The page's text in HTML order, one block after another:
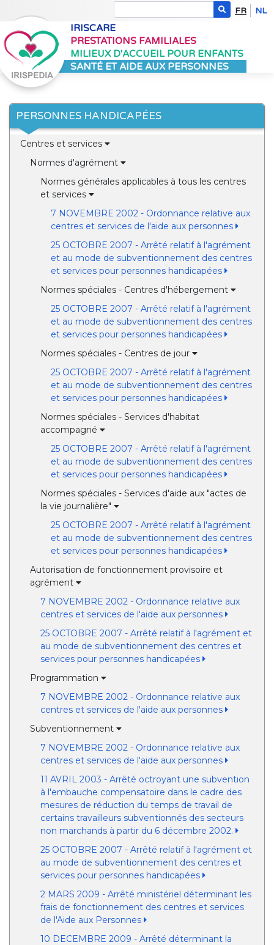
FR NL
IRISCARE
PRESTATIONS FAMILIALES
MILIEUX D'ACCUEIL POUR ENFANTS
SANTÉ ET AIDE AUX PERSONNES
PERSONNES HANDICAPÉES
Centres et services
Normes d'agrément
Normes générales applicables à tous les centres
et services
7 NOVEMBRE 2002 - Ordonnance relative aux
centres et services de l'aide aux personnes
25 OCTOBRE 2007 - Arrêté relatif à l'agrément
et au mode de subventionnement des centres
et services pour personnes handicapées
Normes spéciales - Centres d'hébergement
25 OCTOBRE 2007 - Arrêté relatif à l'agrément
et au mode de subventionnement des centres
et services pour personnes handicapées
Normes spéciales - Centres de jour
25 OCTOBRE 2007 - Arrêté relatif à l'agrément
et au mode de subventionnement des centres
et services pour personnes handicapées
Normes spéciales - Services d'habitat
accompagné
25 OCTOBRE 2007 - Arrêté relatif à l'agrément
et au mode de subventionnement des centres
et services pour personnes handicapées
Normes spéciales - Services d'aide aux "actes de
la vie journalière"
25 OCTOBRE 2007 - Arrêté relatif à l'agrément
et au mode de subventionnement des centres
et services pour personnes handicapées
Autorisation de fonctionnement provisoire et
agrément
7 NOVEMBRE 2002 - Ordonnance relative aux
centres et services de l'aide aux personnes
25 OCTOBRE 2007 - Arrêté relatif à l'agrément et
au mode de subventionnement des centres et
services pour personnes handicapées
Programmation
7 NOVEMBRE 2002 - Ordonnance relative aux
centres et services de l'aide aux personnes
Subventionnement
7 NOVEMBRE 2002 - Ordonnance relative aux
centres et services de l'aide aux personnes
11 AVRIL 2003 - Arrêté octroyant une subvention
à l'embauche compensatoire dans le cadre des
mesures de réduction du temps de travail de
certains travailleurs subventionnés des secteurs
non marchands à partir du 6 décembre 2002.
25 OCTOBRE 2007 - Arrêté relatif à l'agrément et
au mode de subventionnement des centres et
services pour personnes handicapées
2 MARS 2009 - Arrêté ministériel déterminant les
frais de fonctionnement des centres et services
de l'Aide aux Personnes
10 DECEMBRE 2009 - Arrêté déterminant la